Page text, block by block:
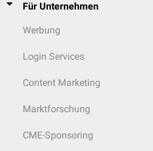
Für Unternehmen
Werbung
Login Services
Content Marketing
Marktforschung
CME-Sponsoring